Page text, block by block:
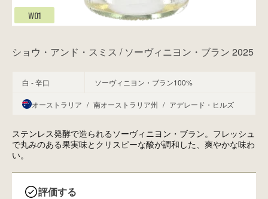
W01
ショウ・アンド・スミス / ソーヴィニヨン・ブラン 2025
白 - 辛口 ソーヴィニヨン・ブラン100%
オーストラリア / 南オーストラリア州 / アデレード・ヒルズ
ステンレス発酵で造られるソーヴィニヨン・ブラン。フレッシュ
で丸みのある果実味とクリスピーな酸が調和した、爽やかな味わ
い。
評価する